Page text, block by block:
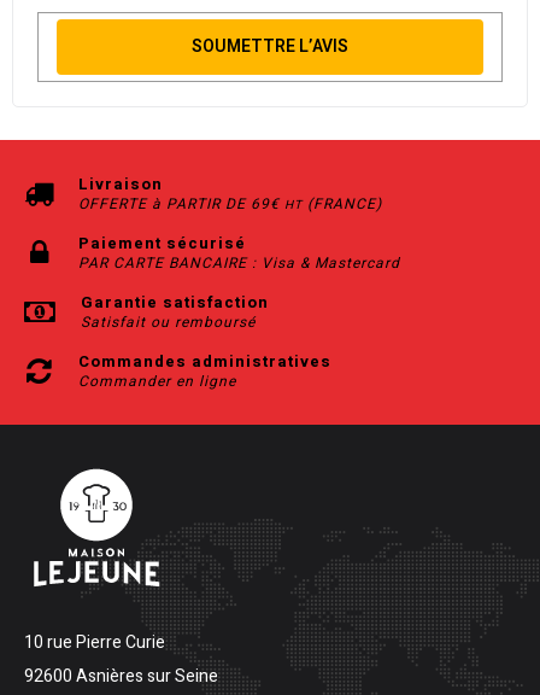
SOUMETTRE L’AVIS
Livraison
OFFERTE à PARTIR DE 69€ HT(FRANCE)
Paiement sécurisé
PAR CARTE BANCAIRE : Visa & Mastercard
Garantie satisfaction
Satisfait ou remboursé
Commandes administratives
Commander en ligne
10 rue Pierre Curie
92600 Asnières sur Seine